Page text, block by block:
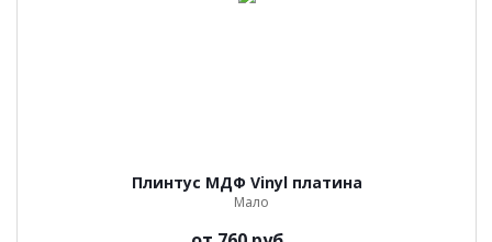
Плинтус МДФ Vinyl платина
Мало